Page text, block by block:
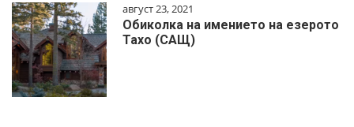
август 23, 2021
Обиколка на имението на езерото
Тахо (САЩ)